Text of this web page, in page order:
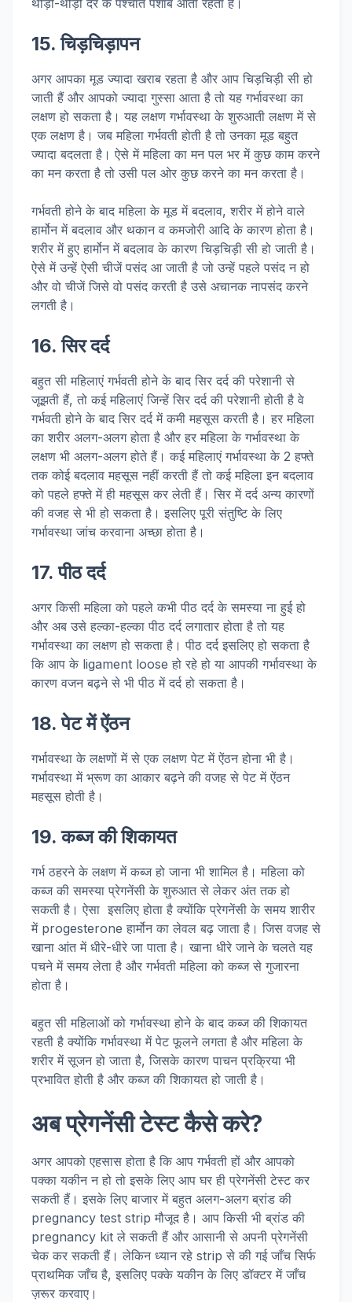
थोड़ी-थोड़ी देर के पश्चात पेशाब आता रहता है।
15. चिड़चिड़ापन
अगर आपका मूड ज्यादा खराब रहता है और आप चिड़चिड़ी सी हो
जाती हैं और आपको ज्यादा गुस्सा आता है तो यह गर्भावस्था का
लक्षण हो सकता है। यह लक्षण गर्भावस्था के शुरुआती लक्षण में से
एक लक्षण है। जब महिला गर्भवती होती है तो उनका मूड बहुत
ज्यादा बदलता है। ऐसे में महिला का मन पल भर में कुछ काम करने
का मन करता है तो उसी पल ओर कुछ करने का मन करता है।
गर्भवती होने के बाद महिला के मूड में बदलाव, शरीर में होने वाले
हार्मोन में बदलाव और थकान व कमजोरी आदि के कारण होता है।
शरीर में हुए हार्मोन में बदलाव के कारण चिड़चिड़ी सी हो जाती है।
ऐसे में उन्हें ऐसी चीजें पसंद आ जाती है जो उन्हें पहले पसंद न हो
और वो चीजें जिसे वो पसंद करती है उसे अचानक नापसंद करने
लगती है।
16. सिर दर्द
बहुत सी महिलाएं गर्भवती होने के बाद सिर दर्द की परेशानी से
जूझती हैं, तो कई महिलाएं जिन्हें सिर दर्द की परेशानी होती है वे
गर्भवती होने के बाद सिर दर्द में कमी महसूस करती है। हर महिला
का शरीर अलग-अलग होता है और हर महिला के गर्भावस्था के
लक्षण भी अलग-अलग होते हैं। कई महिलाएं गर्भावस्था के 2 हफ्ते
तक कोई बदलाव महसूस नहीं करती हैं तो कई महिला इन बदलाव
को पहले हफ्ते में ही महसूस कर लेती हैं। सिर में दर्द अन्य कारणों
की वजह से भी हो सकता है। इसलिए पूरी संतुष्टि के लिए
गर्भावस्था जांच करवाना अच्छा होता है।
17. पीठ दर्द
अगर किसी महिला को पहले कभी पीठ दर्द के समस्या ना हुई हो
और अब उसे हल्का-हल्का पीठ दर्द लगातार होता है तो यह
गर्भावस्था का लक्षण हो सकता है। पीठ दर्द इसलिए हो सकता है
कि आप के ligament loose हो रहे हो या आपकी गर्भावस्था के
कारण वजन बढ़ने से भी पीठ में दर्द हो सकता है।
18. पेट में ऐंठन
गर्भावस्था के लक्षणों में से एक लक्षण पेट में ऐंठन होना भी है।
गर्भावस्था में भ्रूण का आकार बढ़ने की वजह से पेट में ऐंठन
महसूस होती है।
19. कब्ज की शिकायत
गर्भ ठहरने के लक्षण में कब्ज हो जाना भी शामिल है। महिला को
कब्ज की समस्या प्रेगनेंसी के शुरुआत से लेकर अंत तक हो
सकती है। ऐसा इसलिए होता है क्योंकि प्रेगनेंसी के समय शारीर
में progesterone हार्मोन का लेवल बढ़ जाता है। जिस वजह से
खाना आंत में धीरे-धीरे जा पाता है। खाना धीरे जाने के चलते यह
पचने में समय लेता है और गर्भवती महिला को कब्ज से गुजारना
होता है।
बहुत सी महिलाओं को गर्भावस्था होने के बाद कब्ज की शिकायत
रहती है क्योंकि गर्भावस्था में पेट फूलने लगता है और महिला के
शरीर में सूजन हो जाता है, जिसके कारण पाचन प्रक्रिया भी
प्रभावित होती है और कब्ज की शिकायत हो जाती है।
अब प्रेगनेंसी टेस्ट कैसे करे?
अगर आपको एहसास होता है कि आप गर्भवती हों और आपको
पक्का यकीन न हो तो इसके लिए आप घर ही प्रेगनेंसी टेस्ट कर
सकती हैं। इसके लिए बाजार में बहुत अलग-अलग ब्रांड की
pregnancy test strip मौजूद है। आप किसी भी ब्रांड की
pregnancy kit ले सकती हैं और आसानी से अपनी प्रेगनेंसी
चेक कर सकती हैं। लेकिन ध्यान रहे strip से की गई जाँच सिर्फ
प्राथमिक जाँच है, इसलिए पक्के यकीन के लिए डॉक्टर में जाँच
ज़रूर करवाए।